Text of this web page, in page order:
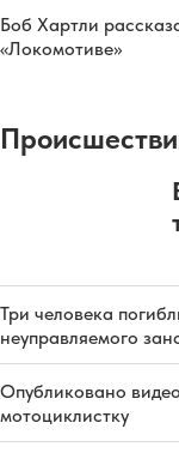
Боб Хартли
«Локомотиве»
Три человека
неуправляемого
Опубликовано
мотоциклистку